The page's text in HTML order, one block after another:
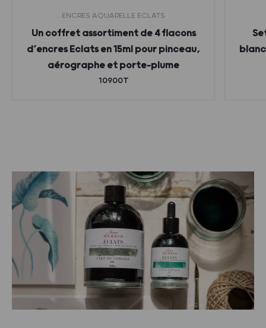
ENCRES AQUARELLE ECLATS
Un coffret assortiment de 4 flacons
d’encres Eclats en 15ml pour pinceau,
aérographe et porte-plume
10900T